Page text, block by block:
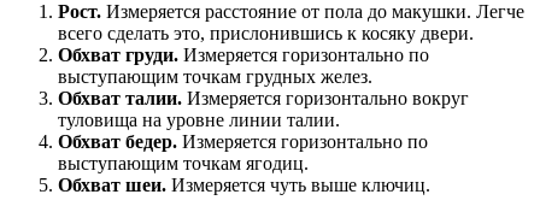
Рост. Измеряется расстояние от пола до макушки. Легче
всего сделать это, прислонившись к косяку двери.
Обхват груди. Измеряется горизонтально по
выступающим точкам грудных желез.
Обхват талии. Измеряется горизонтально вокруг
туловища на уровне линии талии.
Обхват бедер. Измеряется горизонтально по
выступающим точкам ягодиц.
Обхват шеи. Измеряется чуть выше ключиц.